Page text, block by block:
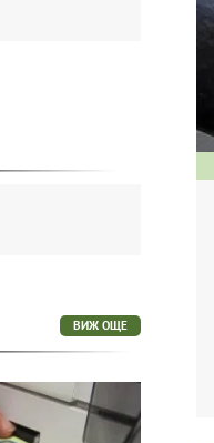
ВИЖ ОЩЕ